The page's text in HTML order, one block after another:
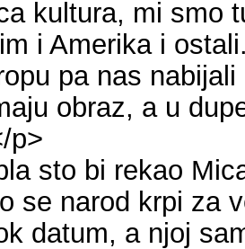
kultura, mi smo
i Amerika i
pa nas
obraz, a u
p>
sto bi rekao
se narod krpi za
datum, a njoj